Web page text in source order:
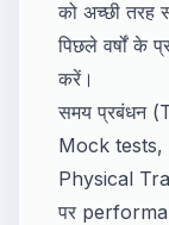
को अच्छी तरह
पिछले वर्षों के
करें।
समय प्रबंधन
Mock tests,
Physical
पर